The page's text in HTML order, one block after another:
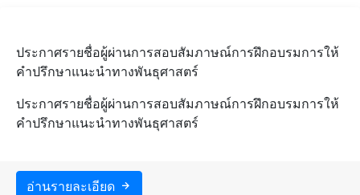
ประกาศรายชื่อผู้ผ่านการสอบสัมภาษณ์การฝึกอบรมการให้
คำปรึกษาแนะนำทางพันธุศาสตร์
ประกาศรายชื่อผู้ผ่านการสอบสัมภาษณ์การฝึกอบรมการให้
คำปรึกษาแนะนำทางพันธุศาสตร์
อ่านรายละเอียด